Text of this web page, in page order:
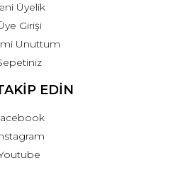
Üyelik
Girişi
Unuttum
EDİN